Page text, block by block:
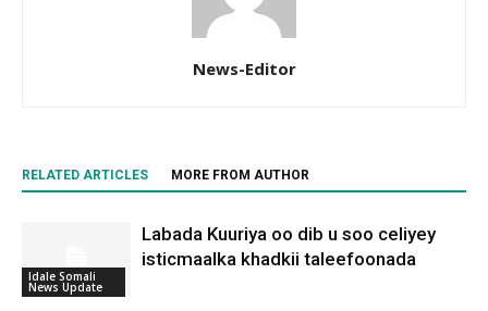
News-Editor
RELATED ARTICLES MORE FROM AUTHOR
Idale Somali
News Update
Labada Kuuriya oo dib u soo celiyey
isticmaalka khadkii taleefoonada